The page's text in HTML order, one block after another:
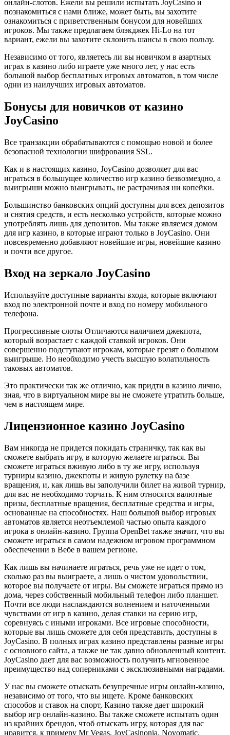
онлайн-слотов. Ежели вы решили испытать JoyCasino и
познакомиться с нами ближе, может быть, вы захотите
ознакомиться с приветственным бонусом для новейших
игроков. Мы также предлагаем блэкджек Hi-Lo на тот
вариант, ежели вы захотите склонить шансы в свою пользу.
Независимо от того, являетесь ли вы новичком в азартных
играх в казино либо играете уже много лет, у нас есть
большой выбор бесплатных игровых автоматов, в том числе
одни из наилучших игровых автоматов.
Бонусы для новичков от казино
JoyCasino
Все транзакции обрабатываются с помощью новой и более
безопасной технологии шифрования SSL.
Как и в настоящих казино, JoyCasino дозволяет для вас
играться в большущее количество игр казино безвозмездно, а
выигрыши можно выигрывать, не растрачивая ни копейки.
Большинство банковских опций доступны для всех депозитов
и снятия средств, и есть несколько устройств, которые можно
употреблять лишь для депозитов. Мы также являемся домом
для игр казино, в которые играют только в JoyCasino. Они
повсевременно добавляют новейшие игры, новейшие казино
и почти все другое.
Вход на зеркало JoyCasino
Используйте доступные варианты входа, которые включают
вход по электронной почте и вход по номеру мобильного
телефона.
Прогрессивные слоты Отличаются наличием джекпота,
который возрастает с каждой ставкой игроков. Они
совершенно подступают игрокам, которые грезят о большом
выигрыше. Но необходимо учесть высшую волатильность
таковых автоматов.
Это практически так же отлично, как придти в казино лично,
зная, что в виртуальном мире вы не сможете утратить больше,
чем в настоящем мире.
Лицензионное казино JoyCasino
Вам никогда не придется покидать страничку, так как вы
сможете выбрать игру, в которую желаете играться. Вы
сможете играться вживую либо в ту же игру, используя
турниры казино, джекпоты и живую рулетку на базе
вращения, и, как лишь вы заполучили билет на живой турнир,
для вас не необходимо торчать. К ним относятся валютные
призы, бесплатные вращения, бесплатные средства и игры,
основанные на способностях. Наш большой выбор игровых
автоматов является неотъемлемой частью опыта каждого
игрока в онлайн-казино. Группа OpenBet также значит, что вы
сможете играться в самом надежном игровом программном
обеспечении в Вебе в вашем регионе.
Как лишь вы начинаете играться, речь уже не идет о том,
сколько раз вы выиграете, а лишь о чистом удовольствии,
которое вы получаете от игры. Вы сможете играться прямо из
дома, через собственный мобильный телефон либо планшет.
Почти все люди наслаждаются волнением и наточенными
чувствами от игр в казино, делая ставки на серию игр,
соревнуясь с иными игроками. Все игровые способности,
которые вы лишь сможете для себя представить, доступны в
JoyCasino. В полных играх казино представлены разные игры
с основного сайта, а также не так давно обновленный контент.
JoyCasino дает для вас возможность получить мгновенное
преимущество над соперниками с эксклюзивными наградами.
У нас вы сможете отыскать безупречные игры онлайн-казино,
независимо от того, что вы ищете. Кроме банковских
способов и ставок на спорт, Казино также дает широкий
выбор игр онлайн-казино. Вы также сможете испытать один
из крайних брендов, чтоб отыскать игру, которая для вас
нравится, к примеру Mr Vegas, JoyCasinonia, Novomatic,